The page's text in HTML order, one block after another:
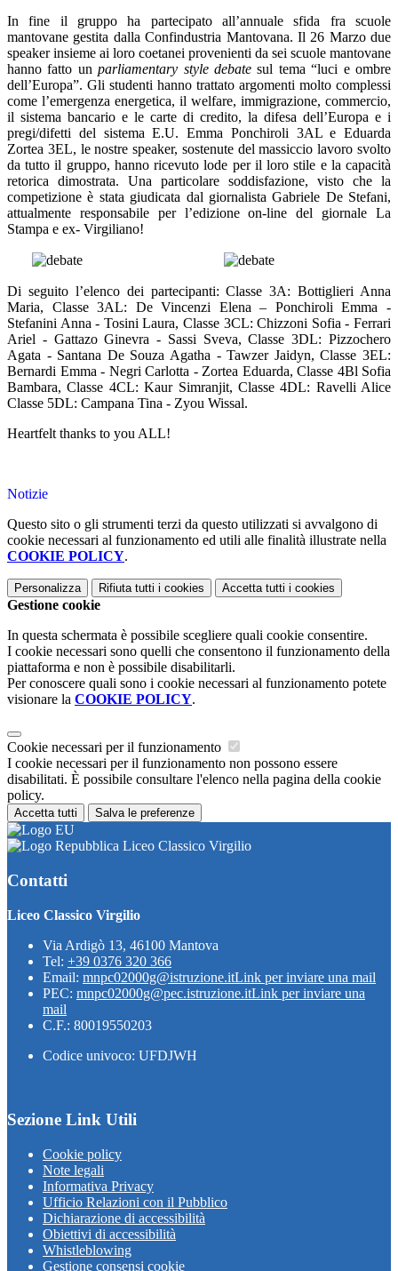
In fine il gruppo ha partecipato all’annuale sfida fra scuole
mantovane gestita dalla Confindustria Mantovana. Il 26 Marzo due
speaker insieme ai loro coetanei provenienti da sei scuole mantovane
hanno fatto unparliamentary style debate sul tema “luci e ombre
dell’Europa”. Gli studenti hanno trattato argomenti molto complessi
come l’emergenza energetica, il welfare, immigrazione, commercio,
il sistema bancario e le carte di credito, la difesa dell’Europa e i
pregi/difetti del sistema E.U. Emma Ponchiroli 3AL e Eduarda
Zortea 3EL, le nostre speaker, sostenute del massiccio lavoro svolto
da tutto il gruppo, hanno ricevuto lode per il loro stile e la capacità
retorica dimostrata. Una particolare soddisfazione, visto che la
competizione è stata giudicata dal giornalista Gabriele De Stefani,
attualmente responsabile per l’edizione on-line del giornale La
Stampa e ex- Virgiliano!
Di seguito l’elenco dei partecipanti: Classe 3A: Bottiglieri Anna
Maria, Classe 3AL: De Vincenzi Elena – Ponchiroli Emma -
Stefanini Anna - Tosini Laura, Classe 3CL: Chizzoni Sofia - Ferrari
Ariel - Gattazo Ginevra - Sassi Sveva, Classe 3DL: Pizzochero
Agata - Santana De Souza Agatha - Tawzer Jaidyn, Classe 3EL:
Bernardi Emma - Negri Carlotta - Zortea Eduarda, Classe 4Bl Sofia
Bambara, Classe 4CL: Kaur Simranjit, Classe 4DL: Ravelli Alice
Classe 5DL: Campana Tina - Zyou Wissal.
Heartfelt thanks to you ALL!
Notizie
Questo sito o gli strumenti terzi da questo utilizzati si avvalgono di
cookie necessari al funzionamento ed utili alle finalità illustrate nella
COOKIE POLICY.
Personalizza Rifiuta tutti i cookies Accetta tutti i cookies
Gestione cookie
In questa schermata è possibile scegliere quali cookie consentire.
I cookie necessari sono quelli che consentono il funzionamento della
piattaforma e non è possibile disabilitarli.
Per conoscere quali sono i cookie necessari al funzionamento potete
visionare la COOKIE POLICY.
Cookie necessari per il funzionamento
I cookie necessari per il funzionamento non possono essere
disabilitati. È possibile consultare l'elenco nella pagina della cookie
policy.
Accetta tutti Salva le preferenze
Liceo Classico Virgilio
Contatti
Liceo Classico Virgilio
Via Ardigò 13, 46100 Mantova
Tel: +39 0376 320 366
Email: mnpc02000g@istruzione.itLink per inviare una mail
PEC: mnpc02000g@pec.istruzione.itLink per inviare una
mail
C.F.: 80019550203
Codice univoco: UFDJWH
Sezione Link Utili
Cookie policy
Note legali
Informativa Privacy
Ufficio Relazioni con il Pubblico
Dichiarazione di accessibilità
Obiettivi di accessibilità
Whistleblowing
Gestione consensi cookie